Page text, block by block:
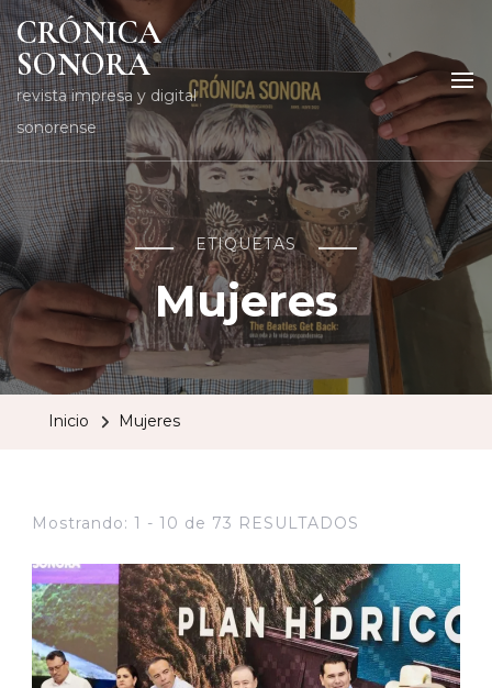
CRÓNICA
SONORA
revista impresa y digital
sonorense
ETIQUETAS
Mujeres
Inicio Mujeres
Mostrando: 1 - 10 de 73 RESULTADOS